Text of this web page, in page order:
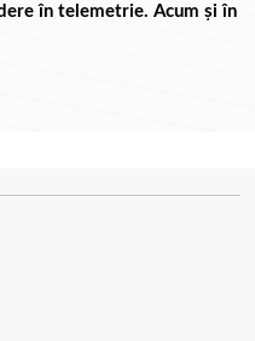
în telemetrie. Acum și în